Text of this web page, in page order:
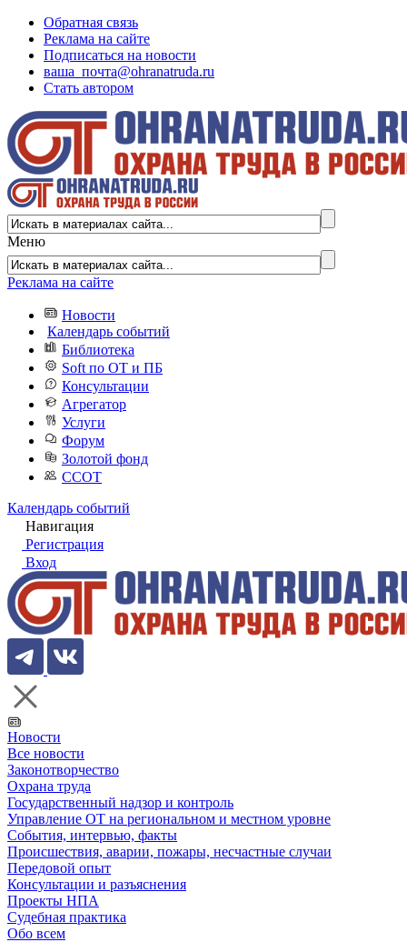
Обратная связь
Реклама на сайте
Подписаться на новости
ваша_почта@ohranatruda.ru
Стать автором
Меню
Реклама на сайте
Новости
Календарь событий
Библиотека
Soft по ОТ и ПБ
Консультации
Агрегатор
Услуги
Форум
Золотой фонд
ССОТ
Календарь событий
Навигация
Регистрация
Вход
Новости
Все новости
Законотворчество
Охрана труда
Государственный надзор и контроль
Управление ОТ на региональном и местном уровне
События, интервью, факты
Происшествия, аварии, пожары, несчастные случаи
Передовой опыт
Консультации и разъяснения
Проекты НПА
Судебная практика
Обо всем